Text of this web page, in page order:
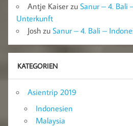
Antje Kaiser zu Sanur – 4. Bali
Unterkunft
Josh zu Sanur – 4. Bali –
KATEGORIEN
Asientrip 2019
Indonesien
Malaysia